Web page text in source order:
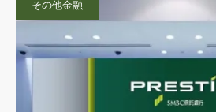
その他金融